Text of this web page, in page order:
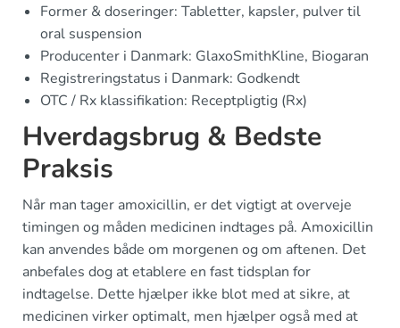
Former & doseringer: Tabletter, kapsler, pulver til
oral suspension
Producenter i Danmark: GlaxoSmithKline, Biogaran
Registreringstatus i Danmark: Godkendt
OTC / Rx klassifikation: Receptpligtig (Rx)
Hverdagsbrug & Bedste
Praksis
Når man tager amoxicillin, er det vigtigt at overveje
timingen og måden medicinen indtages på. Amoxicillin
kan anvendes både om morgenen og om aftenen. Det
anbefales dog at etablere en fast tidsplan for
indtagelse. Dette hjælper ikke blot med at sikre, at
medicinen virker optimalt, men hjælper også med at